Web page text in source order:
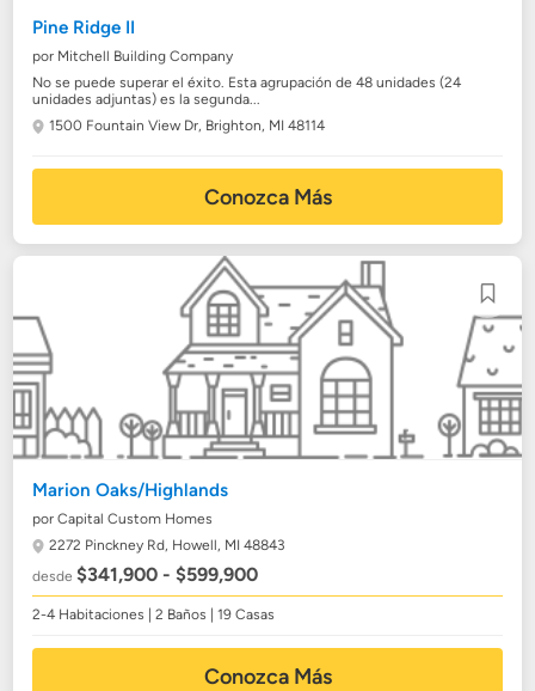
Pine Ridge II
por Mitchell Building Company
No se puede superar el éxito. Esta agrupación de 48 unidades (24
unidades adjuntas) es la segunda...
1500 Fountain View Dr, Brighton, MI 48114
Conozca Más
Marion Oaks/Highlands
por Capital Custom Homes
2272 Pinckney Rd, Howell, MI 48843
desde$341,900 - $599,900
2-4 Habitaciones | 2 Baños | 19 Casas
Conozca Más